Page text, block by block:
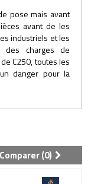
pose mais avant
avant de les
industriels et les
des charges de
C250, toutes les
danger pour la
Comparer (0)